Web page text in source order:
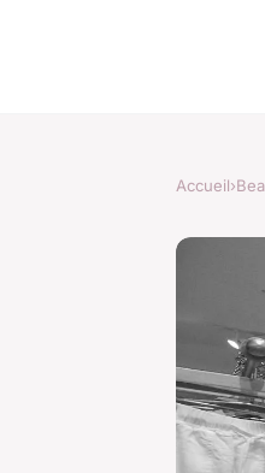
Accueil›